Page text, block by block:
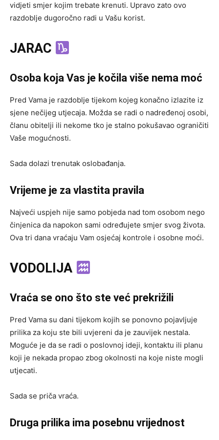
vidjeti smjer kojim trebate krenuti. Upravo zato ovo
razdoblje dugoročno radi u Vašu korist.
JARAC
Osoba koja Vas je kočila više nema moć
Pred Vama je razdoblje tijekom kojeg konačno izlazite iz
sjene nečijeg utjecaja. Možda se radi o nadređenoj osobi,
članu obitelji ili nekome tko je stalno pokušavao ograničiti
Vaše mogućnosti.
Sada dolazi trenutak oslobađanja.
Vrijeme je za vlastita pravila
Najveći uspjeh nije samo pobjeda nad tom osobom nego
činjenica da napokon sami određujete smjer svog života.
Ova tri dana vraćaju Vam osjećaj kontrole i osobne moći.
VODOLIJA
Vraća se ono što ste već prekrižili
Pred Vama su dani tijekom kojih se ponovno pojavljuje
prilika za koju ste bili uvjereni da je zauvijek nestala.
Moguće je da se radi o poslovnoj ideji, kontaktu ili planu
koji je nekada propao zbog okolnosti na koje niste mogli
utjecati.
Sada se priča vraća.
Druga prilika ima posebnu vrijednost